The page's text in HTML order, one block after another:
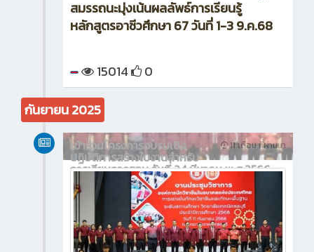
สมรรถนะมุ่งเน้นผลลัพธ์การเรียนรู้
หลักสูตรอาชีวศึกษา 67 วันที่ 1-3 9.ค.68
15014 0
กันยายน 2025
11 เดือน ที่ผ่านมา
เข้าร่วมโครงการอบรมเชิง
ปฏิบัติการสร้างใบงานสำหรับ
การเรียนการสอน วันที่ 24 มีนาคม พ.ศ.2566